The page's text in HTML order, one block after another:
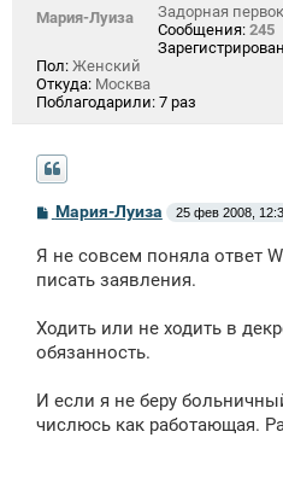
Мария-Луиза
Задорная
Сообщения: 245
Пол: Женский
Откуда: Москва
Поблагодарили: 7 раз
С
б
щ
и
е
Мария-Луиза 25 фев 2008,
Я не совсем поняла ответ
писать заявления.
Ходить или не ходить в
обязанность.
И если я не беру
числюсь как работающая.